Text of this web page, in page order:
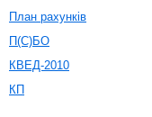
План рахунків
П(С)БО
КВЕД-2010
КП